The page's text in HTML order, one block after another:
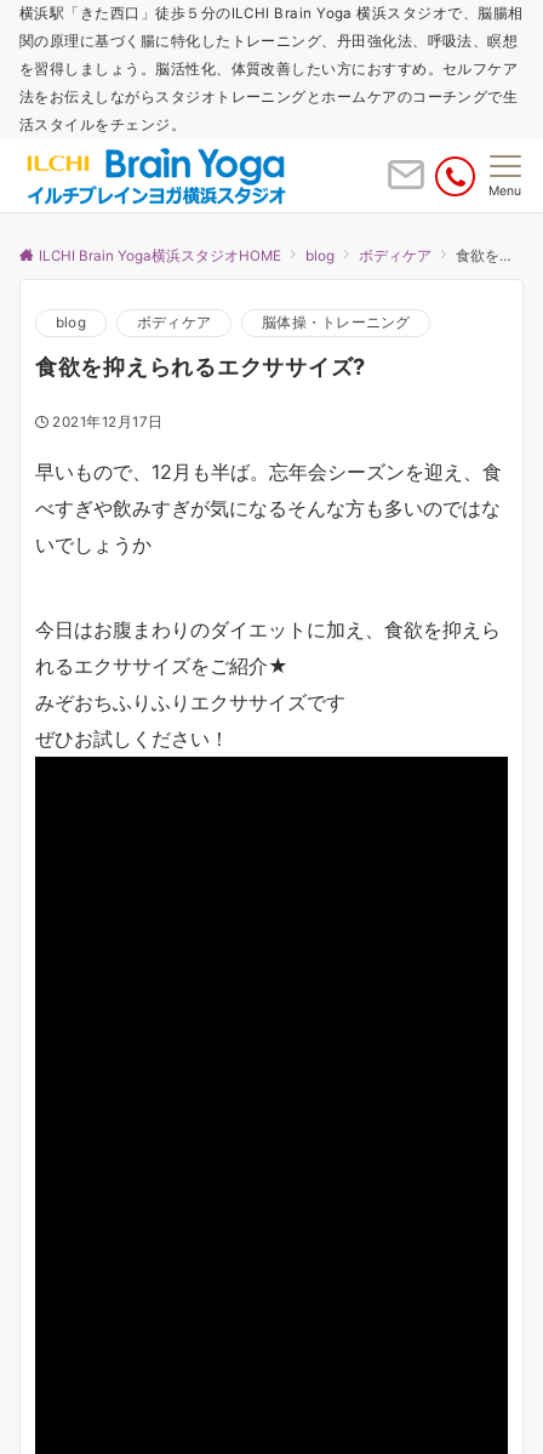
横浜駅「きた西口」徒歩５分のILCHI Brain Yoga 横浜スタジオで、脳腸相
関の原理に基づく腸に特化したトレーニング、丹田強化法、呼吸法、瞑想
を習得しましょう。脳活性化、体質改善したい方におすすめ。セルフケア
法をお伝えしながらスタジオトレーニングとホームケアのコーチングで生
活スタイルをチェンジ。
Menu
ILCHI Brain Yoga横浜スタジオHOME blog ボディケア 食欲を抑えられるエクササイズ?
blog ボディケア 脳体操・トレーニング
食欲を抑えられるエクササイズ?
2021年12月17日
早いもので、12月も半ば。忘年会シーズンを迎え、食
べすぎや飲みすぎが気になるそんな方も多いのではな
いでしょうか
今日はお腹まわりのダイエットに加え、食欲を抑えら
れるエクササイズをご紹介★
みぞおちふりふりエクササイズです
ぜひお試しください！